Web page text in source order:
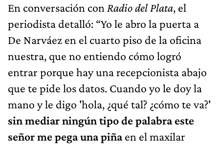
En conversación con Radio del Plata, el
periodista detalló: “Yo le abro la puerta a
De Narváez en el cuarto piso de la oficina
nuestra, que no entiendo cómo logró
entrar porque hay una recepcionista abajo
que te pide los datos. Cuando yo le doy la
mano y le digo 'hola, ¿qué tal? ¿cómo te va?'
sin mediar ningún tipo de palabra este
señor me pega una piñaen el maxilar